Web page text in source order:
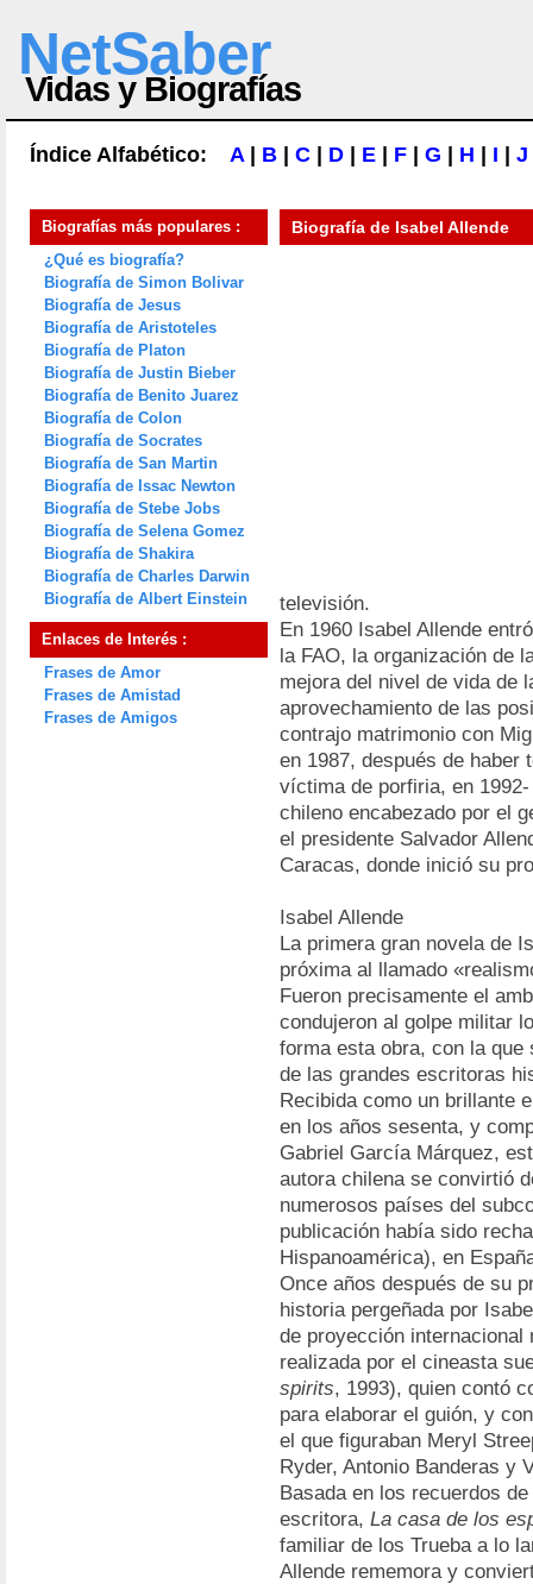
NetSaber
Vidas y Biografías
Índice Alfabético: A| B C D E F G H I J
Biografías más populares :
¿Qué es biografía?
Biografía de Simon Bolivar
Biografía de Jesus
Biografía de Aristoteles
Biografía de Platon
Biografía de Justin Bieber
Biografía de Benito Juarez
Biografía de Colon
Biografía de Socrates
Biografía de San Martin
Biografía de Issac Newton
Biografía de Stebe Jobs
Biografía de Selena Gomez
Biografía de Shakira
Biografía de Charles Darwin
Biografía de Albert Einstein
Enlaces de Interés :
Frases de Amor
Frases de Amistad
Frases de Amigos
Biografía de Isabel Allende
televisión.
En 1960 Isabel Allende
la FAO, la organización de
mejora del nivel de vida de
aprovechamiento de las
contrajo matrimonio con
en 1987, después de haber
víctima de porfiria, en
chileno encabezado por el
el presidente Salvador
Caracas, donde inició su
Isabel Allende
La primera gran novela de
próxima al llamado
Fueron precisamente el
condujeron al golpe militar
forma esta obra, con la que
de las grandes escritoras
Recibida como un brillante
en los años sesenta, y
Gabriel García Márquez,
autora chilena se convirtió
numerosos países del
publicación había sido
Hispanoamérica), en
Once años después de su
historia pergeñada por
de proyección internacional
realizada por el cineasta
spirits, 1993), quien contó
para elaborar el guión, y
el que figuraban Meryl
Ryder, Antonio Banderas y
Basada en los recuerdos
escritora, La casa de los
familiar de los Trueba a lo
Allende rememora y